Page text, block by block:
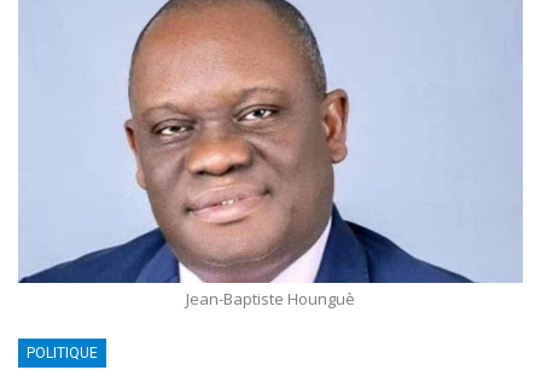
Jean-Baptiste Hounguè
POLITIQUE